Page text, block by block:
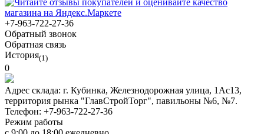
+7-963-722-27-36
Обратный звонок
Обратная связь
История(1)
0
Адрес склада: г. Кубинка, Железнодорожная улица, 1Ас13,
территория рынка "ГлавСтройТорг", павильоны №6, №7.
Телефон: +7-963-722-27-36
Режим работы